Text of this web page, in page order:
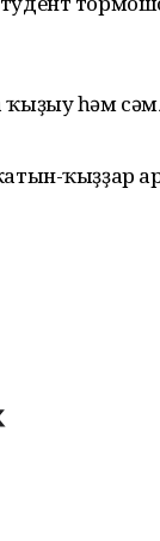
ҡыҙыу һәм
ҡыҙҙар